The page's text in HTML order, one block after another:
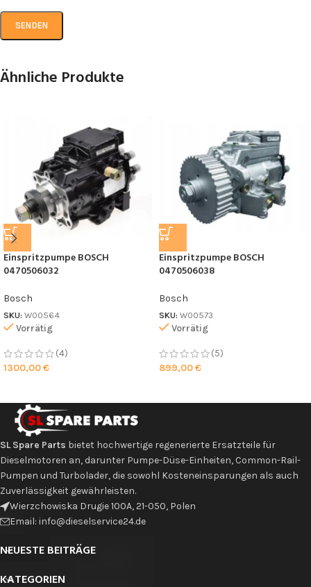
Ähnliche Produkte
Einspritzpumpe BOSCH
0470506032
Bosch
SKU: W00564
Vorrätig
(4)
1300,00€
Einspritzpumpe BOSCH
0470506038
Bosch
SKU: W00573
Vorrätig
(5)
899,00€
SL Spare Parts bietet hochwertige regenerierte Ersatzteile für
Dieselmotoren an, darunter Pumpe-Düse-Einheiten, Common-Rail-
Pumpen und Turbolader, die sowohl Kosteneinsparungen als auch
Zuverlässigkeit gewährleisten.
Wierzchowiska Drugie 100A, 21-050, Polen
Email: info@dieselservice24.de
NEUESTE BEITRÄGE
KATEGORIEN